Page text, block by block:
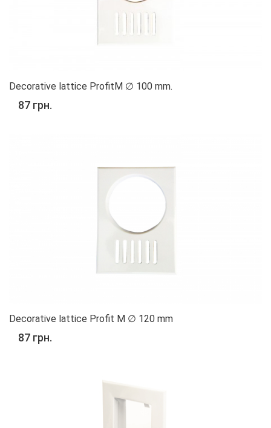
Decorative lattice ProfitM ∅ 100 mm.
87 грн.
Decorative lattice Profit M ∅ 120 mm
87 грн.